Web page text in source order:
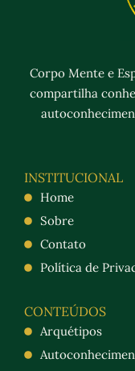
Corpo Mente e
compartilha
INSTITUCIONAL
Home
Sobre
Contato
Política de
CONTEÚDOS
Arquétipos